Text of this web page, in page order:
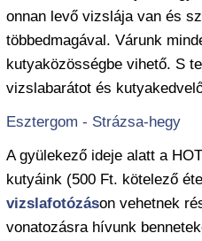
onnan levő vizslája van és
többedmagával. Várunk
kutyaközösségbe vihető. S
vizslabarátot és
Esztergom - Strázsa-hegy
A gyülekező ideje alatt a
kutyáink (500 Ft. kötelező
vizslafotózáson vehetnek
vonatozásra hívunk